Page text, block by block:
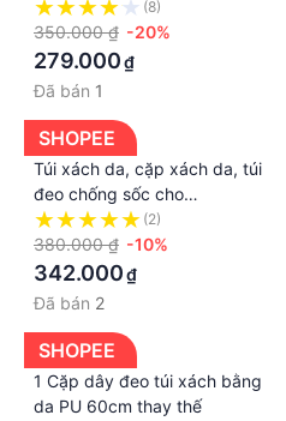
đen nâu ghi đeo vai thời
trang cặp unisex Hàn Quốc
đựng laptop
(8)
350.000 ₫ -20%
279.000₫
Đã bán 1
SHOPEE
Túi xách da, cặp xách da, túi
đeo chống sốc cho
macbook, laptop, surface có
dây đeo vai
(2)
380.000 ₫ -10%
342.000₫
Đã bán 2
SHOPEE
1 Cặp dây đeo túi xách bằng
da PU 60cm thay thế